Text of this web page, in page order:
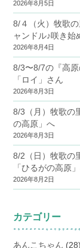
2026年8月5日
8/４（火）牧歌
ャンドル♪咲き
2026年8月4日
8/3〜8/7の『高
「ロイ」さん
2026年8月3日
8/3（月）牧歌の
の高原」へ
2026年8月3日
8/2（日）牧歌の
「ひるがの高原
2026年8月2日
カテゴリー
あんこちゃん (28)